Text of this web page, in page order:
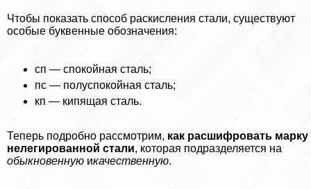
Чтобы показать способ раскисления стали, существуют
особые буквенные обозначения:
сп — спокойная сталь;
пс — полуспокойная сталь;
кп — кипящая сталь.
Теперь подробно рассмотрим, как расшифровать марку
нелегированной стали, которая подразделяется на
обыкновенную икачественную.